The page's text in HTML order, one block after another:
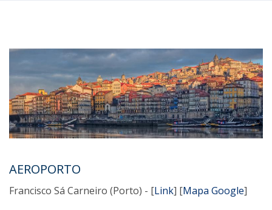
AEROPORTO
Francisco Sá Carneiro (Porto) - [Link] [Mapa Google]